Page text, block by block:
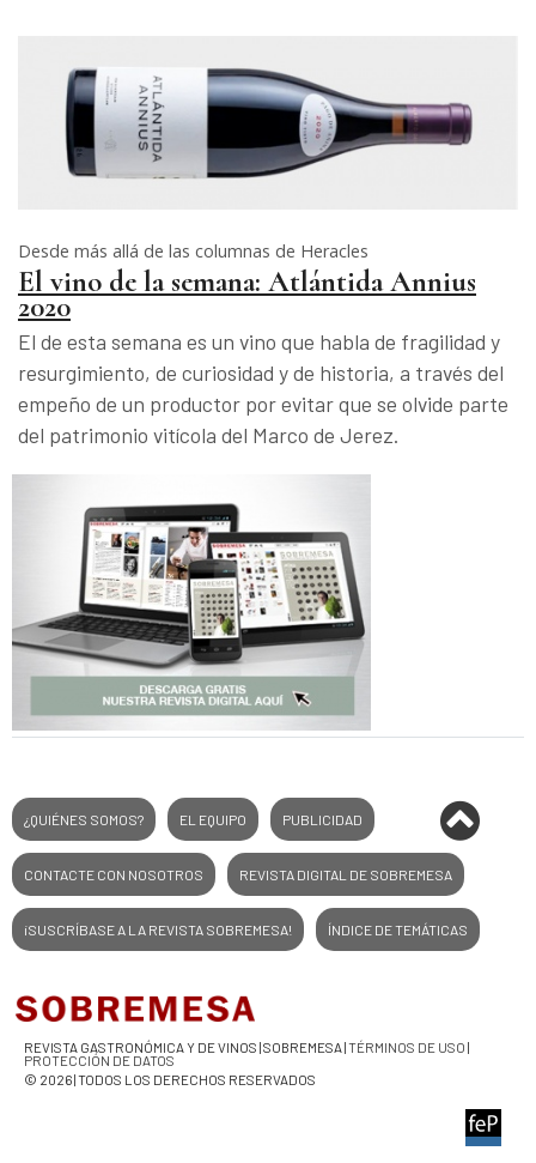
Desde más allá de las columnas de Heracles
El vino de la semana: Atlántida Annius
2020
El de esta semana es un vino que habla de fragilidad y
resurgimiento, de curiosidad y de historia, a través del
empeño de un productor por evitar que se olvide parte
del patrimonio vitícola del Marco de Jerez.
¿QUIÉNES SOMOS? EL EQUIPO PUBLICIDAD
CONTACTE CON NOSOTROS REVISTA DIGITAL DE SOBREMESA
¡SUSCRÍBASE A LA REVISTA SOBREMESA! ÍNDICE DE TEMÁTICAS
REVISTA GASTRONÓMICA Y DE VINOS | SOBREMESA |TÉRMINOS DE USO |
PROTECCIÓN DE DATOS
© 2026 | TODOS LOS DERECHOS RESERVADOS